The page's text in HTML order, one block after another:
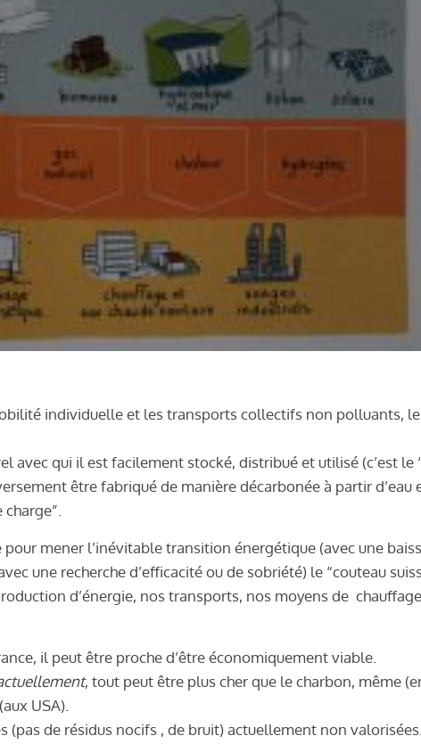
individuelle et les transports collectifs non polluants,
avec qui il est facilement stocké, distribué et utilisé (c’est le
être fabriqué de manière décarbonée à partir d’eau
mener l’inévitable transition énergétique (avec une
une recherche d’efficacité ou de sobriété) le “couteau
d’énergie, nos transports, nos moyens de chauffage.
il peut être proche d’être économiquement viable.
, tout peut être plus cher que le charbon, même
USA).
(pas de résidus nocifs , de bruit) actuellement non valorisées.